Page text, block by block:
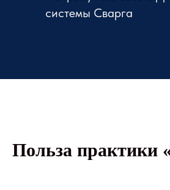
системы Сварга
Польза практики